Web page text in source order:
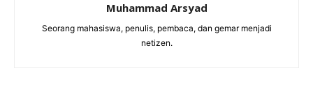
Muhammad Arsyad
Seorang mahasiswa, penulis, pembaca, dan gemar menjadi
netizen.